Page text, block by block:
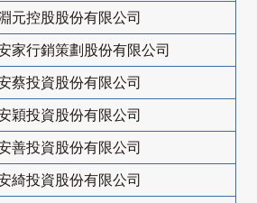
元控股股份有限公司
家行銷策劃股份有限公司
蔡投資股份有限公司
穎投資股份有限公司
善投資股份有限公司
綺投資股份有限公司